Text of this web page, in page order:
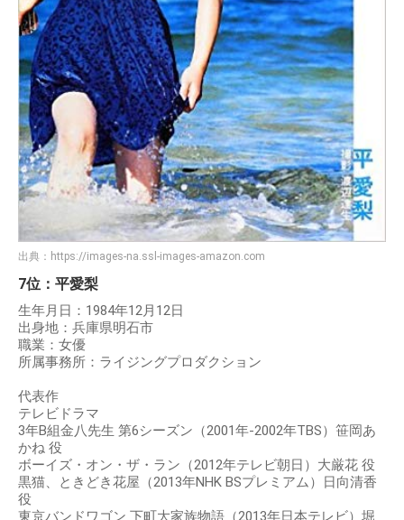
出典： https://images-na.ssl-images-amazon.com
7位：平愛梨
生年月日：1984年12月12日
出身地：兵庫県明石市
職業：女優
所属事務所：ライジングプロダクション
代表作
テレビドラマ
3年B組金八先生 第6シーズン（2001年-2002年TBS）笹岡あ
かね 役
ボーイズ・オン・ザ・ラン（2012年テレビ朝日）大厳花 役
黒猫、ときどき花屋（2013年NHK BSプレミアム）日向清香
役
東京バンドワゴン 下町大家族物語（2013年日本テレビ）堀